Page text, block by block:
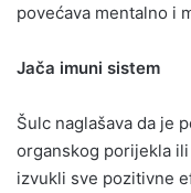
povećava mentalno i
Jača imuni sistem
Šulc naglašava da je
organskog porijekla
izvukli sve pozitivne